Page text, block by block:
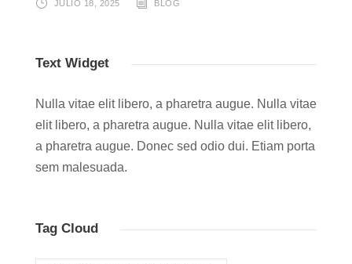
JULIO 18, 2025 BLOG
Text Widget
Nulla vitae elit libero, a pharetra augue. Nulla vitae
elit libero, a pharetra augue. Nulla vitae elit libero,
a pharetra augue. Donec sed odio dui. Etiam porta
sem malesuada.
Tag Cloud